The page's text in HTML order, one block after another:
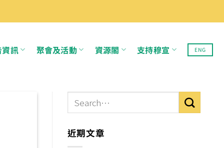
訊 聚會及活動 資源閣 支持穆宣 ENG
近期文章